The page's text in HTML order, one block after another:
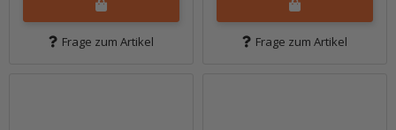
Frage zum Artikel Frage zum Artikel